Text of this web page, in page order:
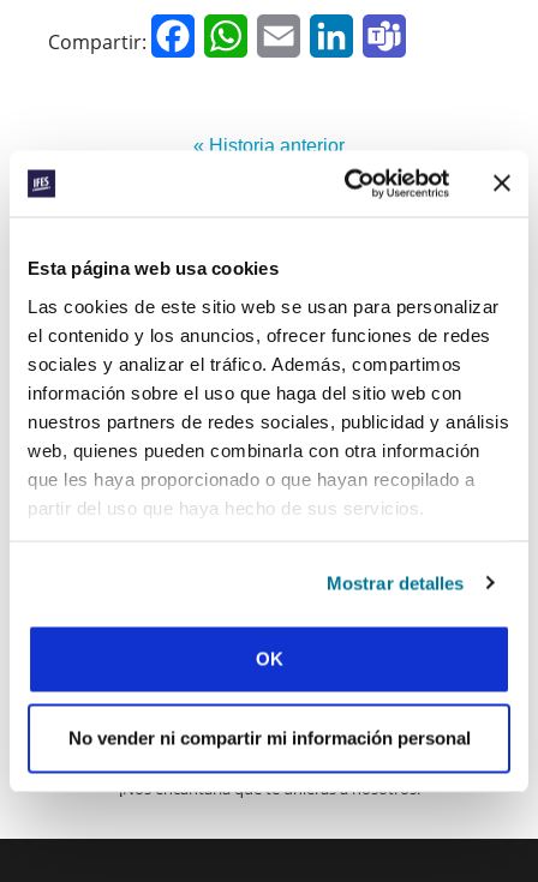
Esta página web usa cookies
Las cookies de este sitio web se usan para personalizar
el contenido y los anuncios, ofrecer funciones de redes
sociales y analizar el tráfico. Además, compartimos
información sobre el uso que haga del sitio web con
nuestros partners de redes sociales, publicidad y análisis
web, quienes pueden combinarla con otra información
que les haya proporcionado o que hayan recopilado a
partir del uso que haya hecho de sus servicios.
Mostrar detalles
OK
No vender ni compartir mi información personal
Compartir: FacebookWhatsApp
Email LinkedIn
« Historia anterior
Todas las historias del Prayerline
SUSCRIBIRSE A PRAYERLINE
Nombre de pila:
Apellido:
ENVIAR
Cada semana, IFES envía un breve correo electrónico con historias
de los movimientos estudiantiles y el ministerio de IFES de todo el
¡Nos encantaría que te unieras a nosotros!